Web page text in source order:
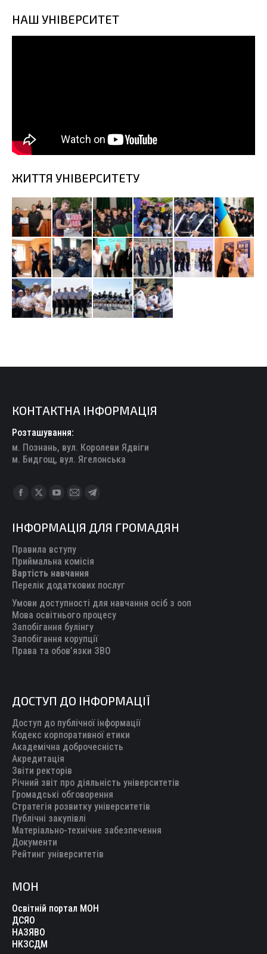
НАШ УНІВЕРСИТЕТ
ЖИТТЯ УНІВЕРСИТЕТУ
КОНТАКТНА ІНФОРМАЦІЯ
Розташування:
м. Познань, вул. Королеви Ядвіги
м. Бидгощ, вул. Ягелонська
Find us on:
Facebook
opens
in
new
window
X
opens
in
new
window
YouTube
opens
in
new
window
Mail
opens
in
new
window
Telegram
opens
new
ІНФОРМАЦІЯ ДЛЯ ГРОМАДЯН
Правила вступу
Приймальна комісія
Вартість навчання
Перелік додаткових послуг
Умови доступності для навчання осіб з ооп
Мова освітнього процесу
Запобігання булінгу
Запобігання корупції
Права та обов’язки ЗВО
ДОСТУП ДО ІНФОРМАЦІЇ
Доступ до публічної інформації
Кодекс корпоративної етики
Академічна доброчесність
Акредитація
Звіти ректорів
Річний звіт про діяльність університетів
Громадські обговорення
Стратегія розвитку університетів
Публічні закупівлі
Матеріально-технічне забезпечення
Документи
Рейтинг університетів
МОН
Освітній портал МОН
ДСЯО
НАЗЯВО
НКЗСДМ